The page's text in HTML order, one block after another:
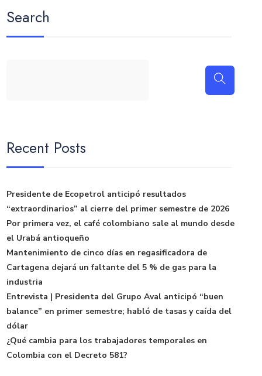
Search
Recent Posts
Presidente de Ecopetrol anticipó resultados
“extraordinarios” al cierre del primer semestre de 2026
Por primera vez, el café colombiano sale al mundo desde
el Urabá antioqueño
Mantenimiento de cinco días en regasificadora de
Cartagena dejará un faltante del 5 % de gas para la
industria
Entrevista | Presidenta del Grupo Aval anticipó “buen
balance” en primer semestre; habló de tasas y caída del
dólar
¿Qué cambia para los trabajadores temporales en
Colombia con el Decreto 581?